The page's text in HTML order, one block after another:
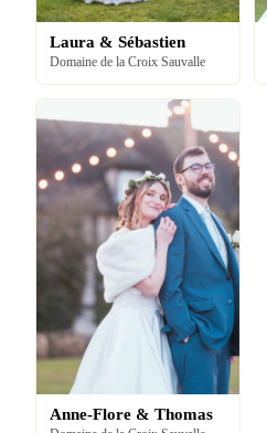
Laura & Sébastien
Domaine de la Croix Sauvalle
Anne-Flore & Thomas